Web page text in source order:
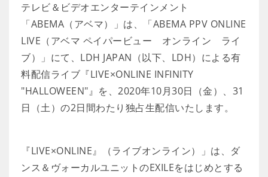
テレビ＆ビデオエンターテインメント
「ABEMA（アベマ）」は、「ABEMA PPV ONLINE
LIVE（アベマ ペイパービュー オンライン ライ
ブ）」にて、LDH JAPAN（以下、LDH）による有
料配信ライブ『LIVE×ONLINE INFINITY
"HALLOWEEN"』を、2020年10月30日（金）、31
日（土）の2日間わたり独占生配信いたします。
『LIVE×ONLINE』（ライブオンライン）」は、ダ
ンス＆ヴォーカルユニットのEXILEをはじめとする